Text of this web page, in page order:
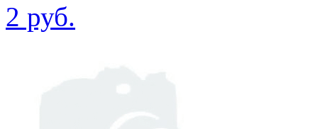
2 руб.